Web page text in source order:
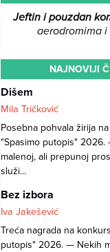
Jeftin i pouzdan
aerodromima i
NAJNOVIJI
Dišem
Mila Tričković
Posebna pohvala žirija
"Spasimo putopis" 2026.
malenoj, ali prepunoj
služi...
Bez izbora
Iva Jakešević
Treća nagrada na
putopis" 2026. — Nekih